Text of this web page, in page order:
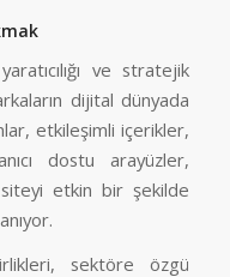
ve stratejik
dijital dünyada
etkileşimli içerikler,
dostu arayüzler,
etkin bir şekilde
sektöre özgü